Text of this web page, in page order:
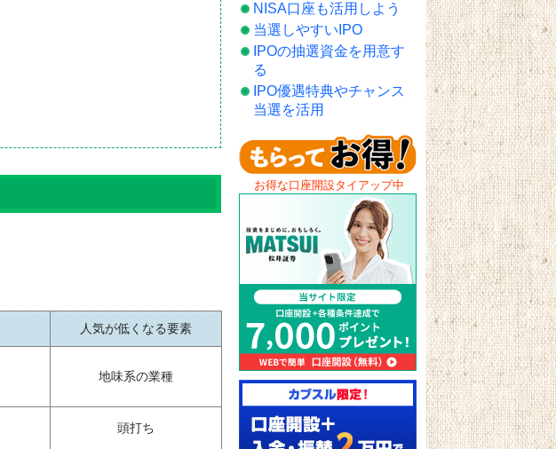
人気が低くなる要素
地味系の業種
頭打ち
NISA口座も活用しよう
当選しやすいIPO
IPOの抽選資金を用意す
る
IPO優遇特典やチャンス
当選を活用
お得な口座開設タイアップ中